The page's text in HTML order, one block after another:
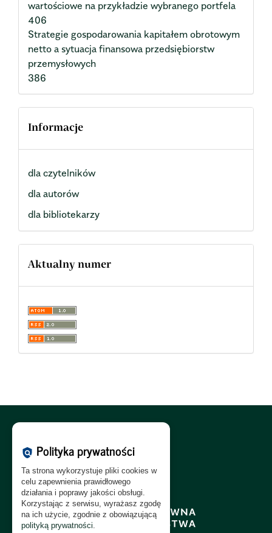
wartościowe na przykładzie wybranego portfela
406
Strategie gospodarowania kapitałem obrotowym
netto a sytuacja finansowa przedsiębiorstw
przemysłowych
386
Informacje
dla czytelników
dla autorów
dla bibliotekarzy
Aktualny numer
Polityka Prywatności:PL
Polityka RODO:PL|EN
policy Polityka prywatności
Ta strona wykorzystuje pliki cookies w
celu zapewnienia prawidłowego
działania i poprawy jakości obsługi.
Korzystając z serwisu, wyrażasz zgodę
na ich użycie, zgodnie z obowiązującą
polityką prywatności